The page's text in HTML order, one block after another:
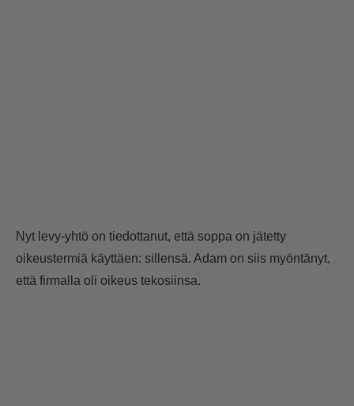
Nyt levy-yhtö on tiedottanut, että soppa on jätetty
oikeustermiä käyttäen: sillensä. Adam on siis myöntänyt,
että firmalla oli oikeus tekosiinsa.